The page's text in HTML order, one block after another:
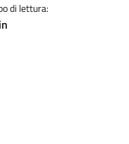
di lettura: